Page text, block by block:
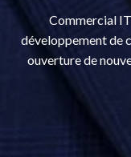
Commercial
développement de
ouverture de